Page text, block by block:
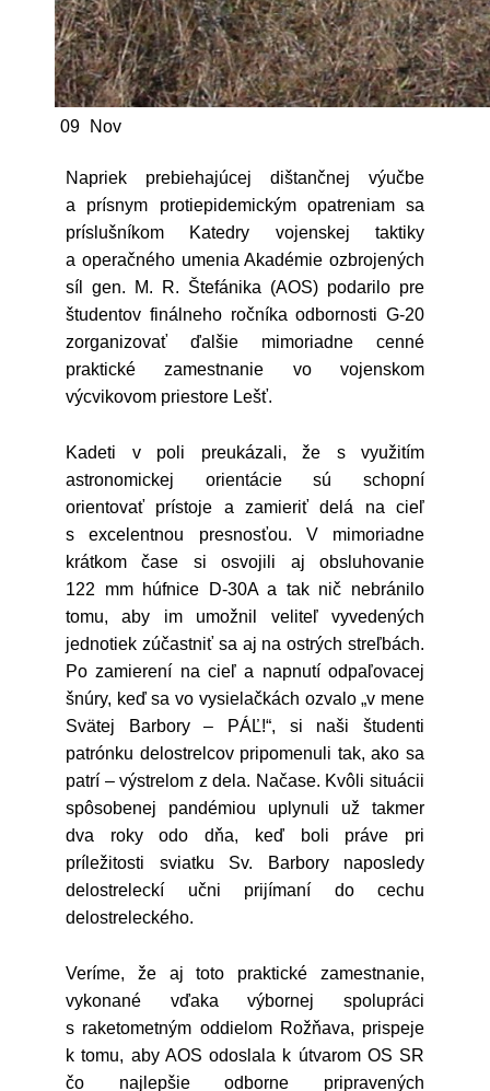
09 Nov
Napriek prebiehajúcej dištančnej výučbe
a prísnym protiepidemickým opatreniam sa
príslušníkom Katedry vojenskej taktiky
a operačného umenia Akadémie ozbrojených
síl gen. M. R. Štefánika (AOS) podarilo pre
študentov finálneho ročníka odbornosti G-20
zorganizovať ďalšie mimoriadne cenné
praktické zamestnanie vo vojenskom
výcvikovom priestore Lešť.
Kadeti v poli preukázali, že s využitím
astronomickej orientácie sú schopní
orientovať prístoje a zamieriť delá na cieľ
s excelentnou presnosťou. V mimoriadne
krátkom čase si osvojili aj obsluhovanie
122 mm húfnice D-30A a tak nič nebránilo
tomu, aby im umožnil veliteľ vyvedených
jednotiek zúčastniť sa aj na ostrých streľbách.
Po zamierení na cieľ a napnutí odpaľovacej
šnúry, keď sa vo vysielačkách ozvalo „v mene
Svätej Barbory – PÁĽ!“, si naši študenti
patrónku delostrelcov pripomenuli tak, ako sa
patrí – výstrelom z dela. Načase. Kvôli situácii
spôsobenej pandémiou uplynuli už takmer
dva roky odo dňa, keď boli práve pri
príležitosti sviatku Sv. Barbory naposledy
delostreleckí učni prijímaní do cechu
delostreleckého.
Veríme, že aj toto praktické zamestnanie,
vykonané vďaka výbornej spolupráci
s raketometným oddielom Rožňava, prispeje
k tomu, aby AOS odoslala k útvarom OS SR
čo najlepšie odborne pripravených